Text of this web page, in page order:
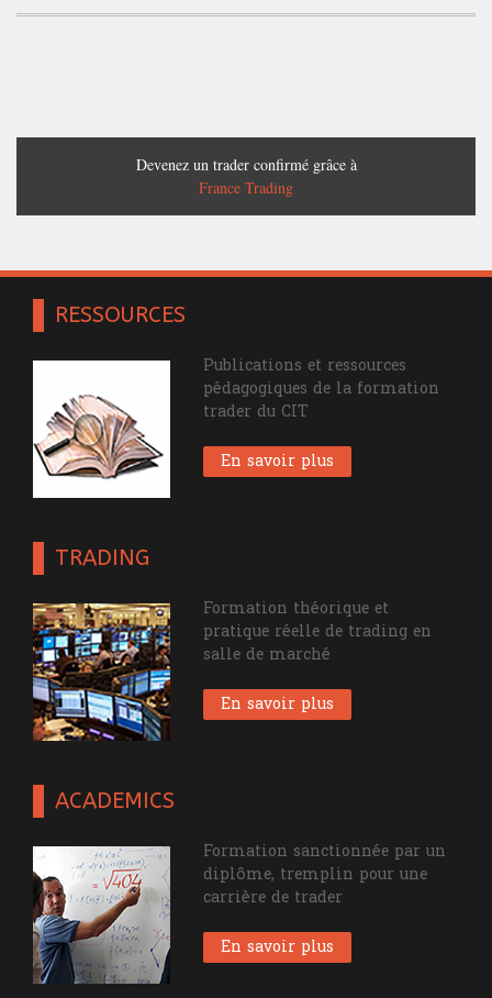
Devenez un trader confirmé grâce à
France Trading
RESSOURCES
Publications et ressources
pédagogiques de la formation
trader du CIT
En savoir plus
TRADING
Formation théorique et
pratique réelle de trading en
salle de marché
En savoir plus
ACADEMICS
Formation sanctionnée par un
diplôme, tremplin pour une
carrière de trader
En savoir plus